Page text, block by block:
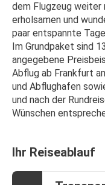
dem Flugzeug weiter
erholsamen und
paar entspannte
Im Grundpaket sind
angegebene
Abflug ab Frankfurt
und Abflughafen
und nach der
Wünschen
Ihr Reiseablauf